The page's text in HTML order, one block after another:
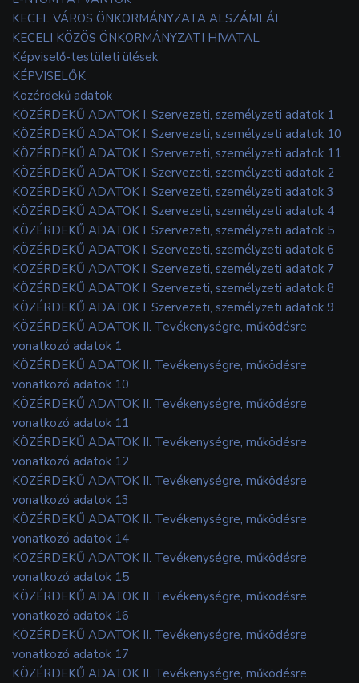
KECEL VÁROS ÖNKORMÁNYZATA ALSZÁMLÁI
KECELI KÖZÖS ÖNKORMÁNYZATI HIVATAL
Képviselő-testületi ülések
KÉPVISELŐK
Közérdekű adatok
KÖZÉRDEKŰ ADATOK I. Szervezeti, személyzeti adatok 1
KÖZÉRDEKŰ ADATOK I. Szervezeti, személyzeti adatok 10
KÖZÉRDEKŰ ADATOK I. Szervezeti, személyzeti adatok 11
KÖZÉRDEKŰ ADATOK I. Szervezeti, személyzeti adatok 2
KÖZÉRDEKŰ ADATOK I. Szervezeti, személyzeti adatok 3
KÖZÉRDEKŰ ADATOK I. Szervezeti, személyzeti adatok 4
KÖZÉRDEKŰ ADATOK I. Szervezeti, személyzeti adatok 5
KÖZÉRDEKŰ ADATOK I. Szervezeti, személyzeti adatok 6
KÖZÉRDEKŰ ADATOK I. Szervezeti, személyzeti adatok 7
KÖZÉRDEKŰ ADATOK I. Szervezeti, személyzeti adatok 8
KÖZÉRDEKŰ ADATOK I. Szervezeti, személyzeti adatok 9
KÖZÉRDEKŰ ADATOK II. Tevékenységre, működésre
vonatkozó adatok 1
KÖZÉRDEKŰ ADATOK II. Tevékenységre, működésre
vonatkozó adatok 10
KÖZÉRDEKŰ ADATOK II. Tevékenységre, működésre
vonatkozó adatok 11
KÖZÉRDEKŰ ADATOK II. Tevékenységre, működésre
vonatkozó adatok 12
KÖZÉRDEKŰ ADATOK II. Tevékenységre, működésre
vonatkozó adatok 13
KÖZÉRDEKŰ ADATOK II. Tevékenységre, működésre
vonatkozó adatok 14
KÖZÉRDEKŰ ADATOK II. Tevékenységre, működésre
vonatkozó adatok 15
KÖZÉRDEKŰ ADATOK II. Tevékenységre, működésre
vonatkozó adatok 16
KÖZÉRDEKŰ ADATOK II. Tevékenységre, működésre
vonatkozó adatok 17
KÖZÉRDEKŰ ADATOK II. Tevékenységre, működésre